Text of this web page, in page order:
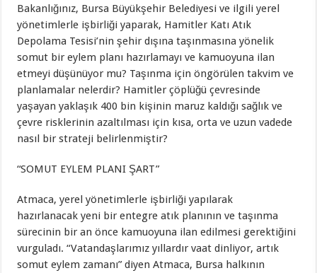
Bakanlığınız, Bursa Büyükşehir Belediyesi ve ilgili yerel
yönetimlerle işbirliği yaparak, Hamitler Katı Atık
Depolama Tesisi’nin şehir dışına taşınmasına yönelik
somut bir eylem planı hazırlamayı ve kamuoyuna ilan
etmeyi düşünüyor mu? Taşınma için öngörülen takvim ve
planlamalar nelerdir? Hamitler çöplüğü çevresinde
yaşayan yaklaşık 400 bin kişinin maruz kaldığı sağlık ve
çevre risklerinin azaltılması için kısa, orta ve uzun vadede
nasıl bir strateji belirlenmiştir?
“SOMUT EYLEM PLANI ŞART”
Atmaca, yerel yönetimlerle işbirliği yapılarak
hazırlanacak yeni bir entegre atık planının ve taşınma
sürecinin bir an önce kamuoyuna ilan edilmesi gerektiğini
vurguladı. “Vatandaşlarımız yıllardır vaat dinliyor, artık
somut eylem zamanı” diyen Atmaca, Bursa halkının